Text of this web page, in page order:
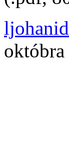
októbra